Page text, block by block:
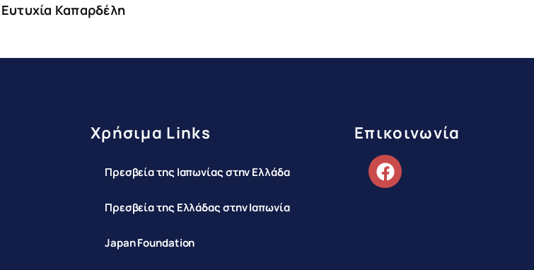
Ευτυχία Καπαρδέλη
Χρήσιμα Links
Πρεσβεία της Ιαπωνίας στην Ελλάδα
Πρεσβεία της Ελλάδας στην Ιαπωνία
Japan Foundation
Επικοινωνία